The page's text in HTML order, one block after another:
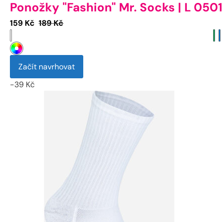
Ponožky "Fashion" Mr. Socks | L
189KčPůvodní
159 Kč Aktuální
Začít navrhovat
-39 Kč